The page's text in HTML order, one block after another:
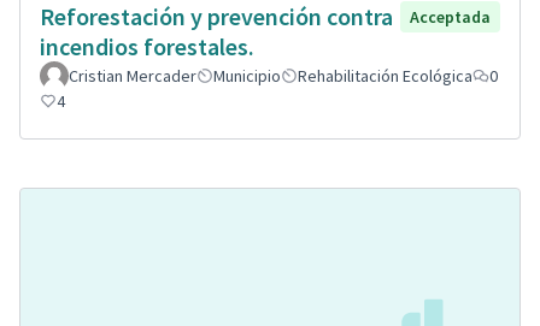
Reforestación y prevención contra
incendios forestales.
Acceptada
Cristian Mercader Municipio Rehabilitación Ecológica
0
4